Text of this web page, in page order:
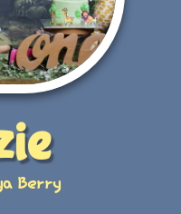
Berry